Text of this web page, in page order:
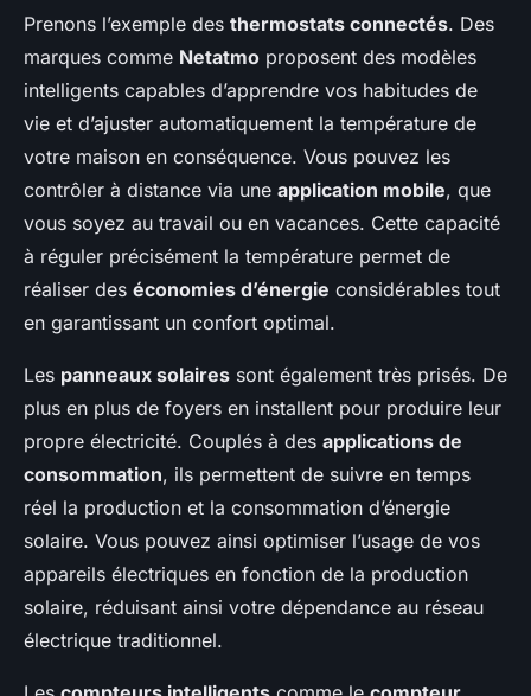
Prenons l’exemple des thermostats connectés. Des
marques comme Netatmo proposent des modèles
intelligents capables d’apprendre vos habitudes de
vie et d’ajuster automatiquement la température de
votre maison en conséquence. Vous pouvez les
contrôler à distance via une application mobile, que
vous soyez au travail ou en vacances. Cette capacité
à réguler précisément la température permet de
réaliser des économies d’énergie considérables tout
en garantissant un confort optimal.
Les panneaux solaires sont également très prisés. De
plus en plus de foyers en installent pour produire leur
propre électricité. Couplés à des applications de
consommation, ils permettent de suivre en temps
réel la production et la consommation d’énergie
solaire. Vous pouvez ainsi optimiser l’usage de vos
appareils électriques en fonction de la production
solaire, réduisant ainsi votre dépendance au réseau
électrique traditionnel.